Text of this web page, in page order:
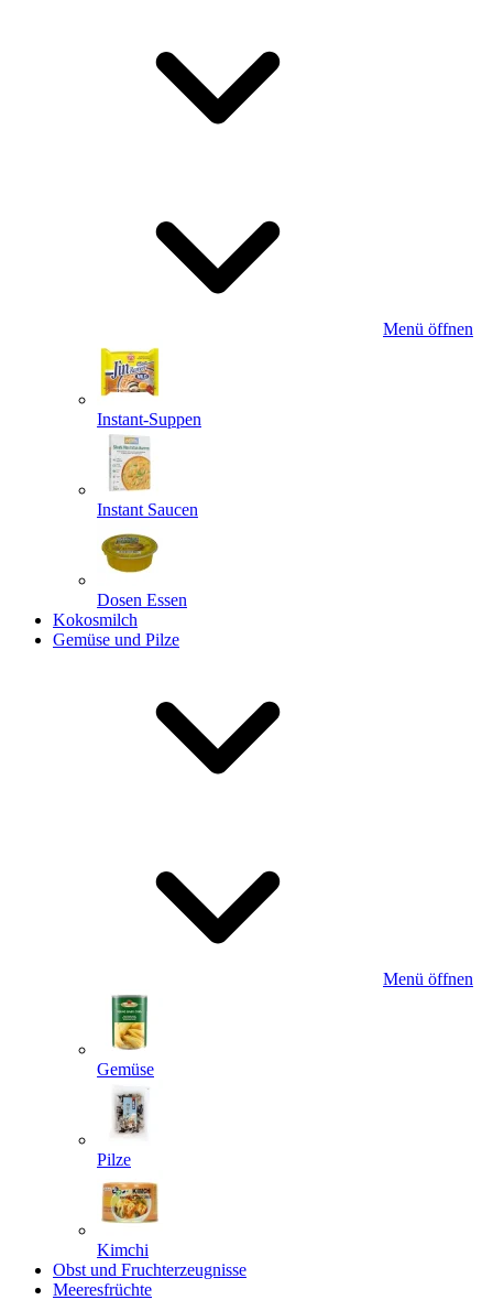
Menü öffnen
Instant-Suppen
Instant Saucen
Dosen Essen
Kokosmilch
Gemüse und Pilze
Menü öffnen
Gemüse
Pilze
Kimchi
Obst und Fruchterzeugnisse
Meeresfrüchte